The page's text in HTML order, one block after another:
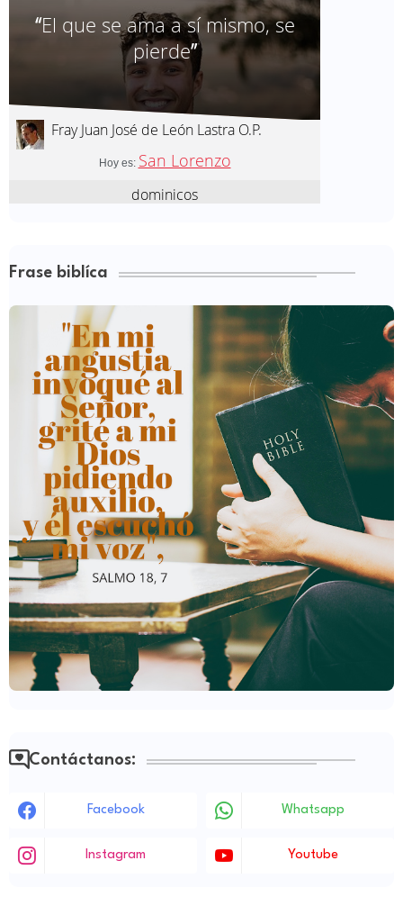
Frase biblíca
Contáctanos:
Facebook Whatsapp
Instagram Youtube